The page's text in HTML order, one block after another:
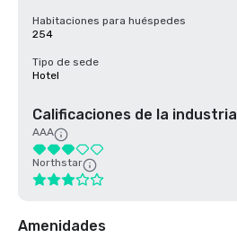
Habitaciones para huéspedes
254
Tipo de sede
Hotel
Calificaciones de la industria
AAA
Northstar
Amenidades